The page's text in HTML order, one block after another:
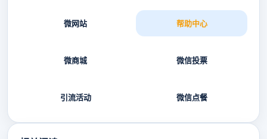
微网站 帮助中心
微商城 微信投票
引流活动 微信点餐